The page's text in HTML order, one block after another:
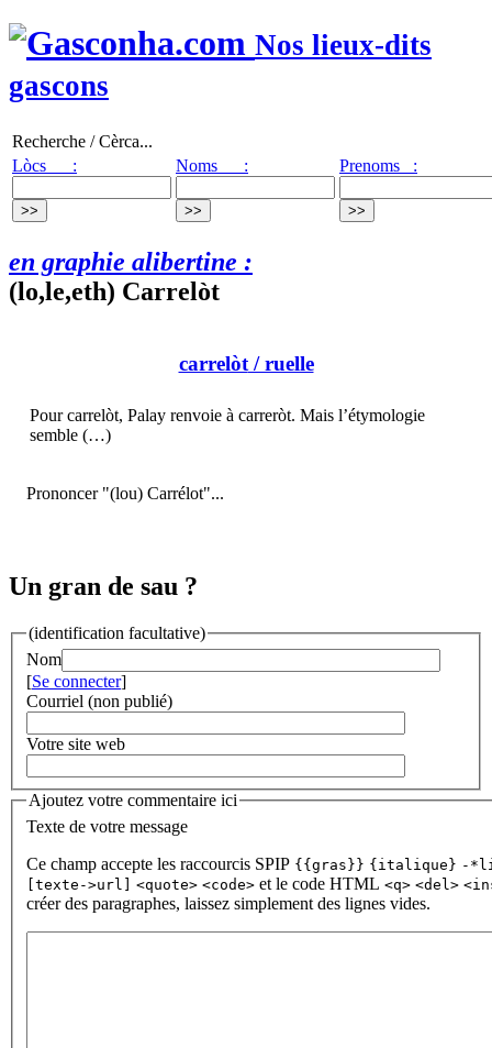
Nos lieux-dits
gascons
Recherche / Cèrca...
Lòcs :
Noms : Prenoms :
en graphie alibertine :
(lo,le,eth) Carrelòt
carrelòt/ ruelle
Pour carrelòt, Palay renvoie à carreròt. Mais l’étymologie
semble (…)
Prononcer "(lou) Carrélot"...
Un gran de sau ?
(identification facultative)
Nom
[Se connecter]
Courriel (non publié)
Votre site web
Ajoutez votre commentaire ici
Texte de votre message
Ce champ accepte les raccourcis SPIP {{gras}} {italique} -
[texte->url] <quote> <code> et le code HTML <q> <del>
créer des paragraphes, laissez simplement des lignes vides.